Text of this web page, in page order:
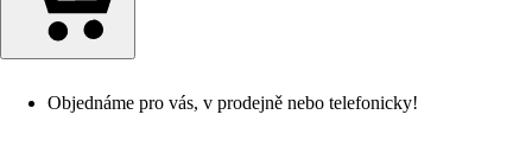
Objednáme pro vás, v prodejně nebo telefonicky!